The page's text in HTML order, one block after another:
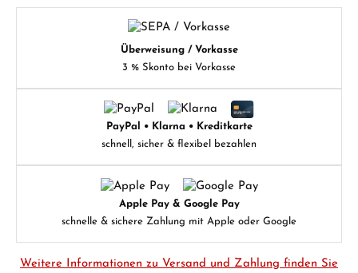
Überweisung / Vorkasse
3 % Skonto bei Vorkasse
PayPal • Klarna • Kreditkarte
schnell, sicher & flexibel bezahlen
Apple Pay & Google Pay
schnelle & sichere Zahlung mit Apple oder Google
Weitere Informationen zu Versand und Zahlung finden Sie